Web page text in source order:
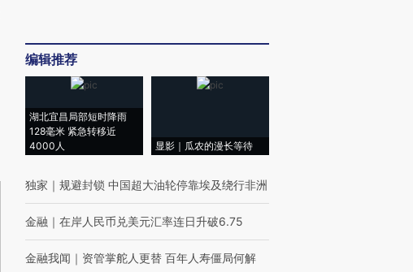
编辑推荐
湖北宜昌局部短时降雨
128毫米 紧急转移近
4000人
显影｜瓜农的漫长等待
独家 ｜ 规避封锁 中国超大油轮停靠埃及绕行非洲
金融 ｜ 在岸人民币兑美元汇率连日升破6.75
金融我闻 ｜ 资管掌舵人更替 百年人寿僵局何解